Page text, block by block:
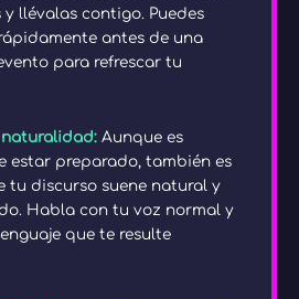
llévalas contigo. Puedes
antes de una
para refrescar tu
naturalidad: Aunque es
estar preparado, también es
tu discurso suene natural y
Habla con tu voz normal y
que te resulte